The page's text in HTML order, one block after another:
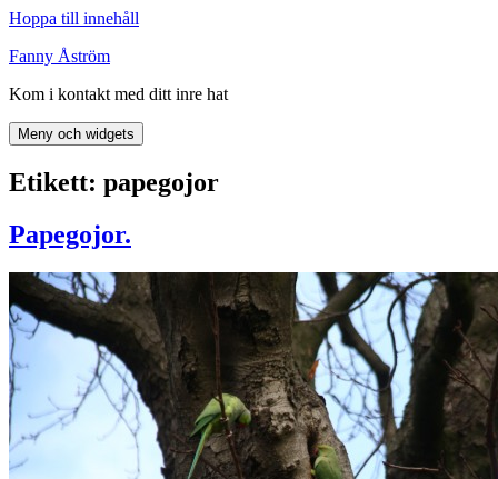
Hoppa till innehåll
Fanny Åström
Kom i kontakt med ditt inre hat
Meny och widgets
Etikett: papegojor
Papegojor.